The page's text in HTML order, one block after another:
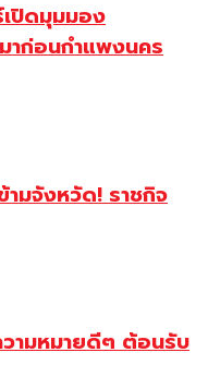
ปิดมุมมอง
าก่อนกำแพงนคร
ามจังหวัด! ราชกิจ
ามหมายดีๆ ต้อนรับ